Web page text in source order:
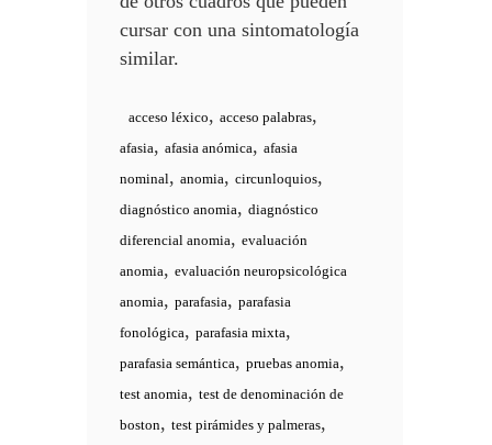
cursar con una sintomatología
similar.
acceso léxico, acceso palabras,
afasia, afasia anómica, afasia
nominal, anomia, circunloquios,
diagnóstico anomia, diagnóstico
diferencial anomia, evaluación
anomia, evaluación neuropsicológica
anomia, parafasia, parafasia
fonológica, parafasia mixta,
parafasia semántica, pruebas anomia,
test anomia, test de denominación de
boston, test pirámides y palmeras,